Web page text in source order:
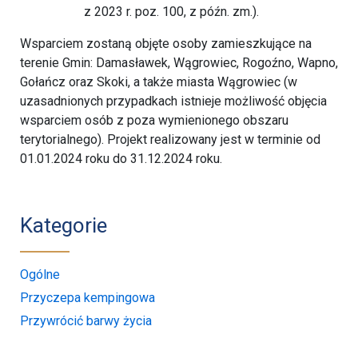
z 2023 r. poz. 100, z późn. zm.).
Wsparciem zostaną objęte osoby zamieszkujące na
terenie Gmin: Damasławek, Wągrowiec, Rogoźno, Wapno,
Gołańcz oraz Skoki, a także miasta Wągrowiec (w
uzasadnionych przypadkach istnieje możliwość objęcia
wsparciem osób z poza wymienionego obszaru
terytorialnego). Projekt realizowany jest w terminie od
01.01.2024 roku do 31.12.2024 roku.
Kategorie
Ogólne
Przyczepa kempingowa
Przywrócić barwy życia